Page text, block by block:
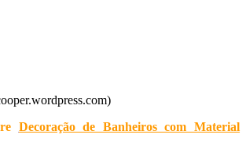
Decoração de Banheiros com Material